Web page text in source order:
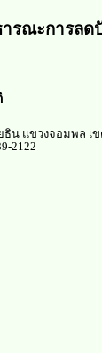
รณะการลด
น แขวงจอมพล เข
2122